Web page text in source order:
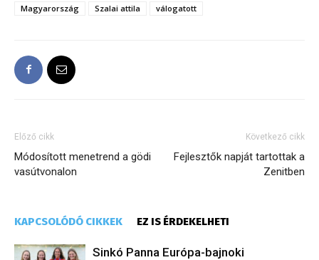
Magyarország
Szalai attila válogatott
Előző cikk
Módosított menetrend a gödi
vasútvonalon
Következő cikk
Fejlesztők napját tartottak a
Zenitben
KAPCSOLÓDÓ CIKKEK EZ IS ÉRDEKELHETI
Sinkó Panna Európa-bajnoki